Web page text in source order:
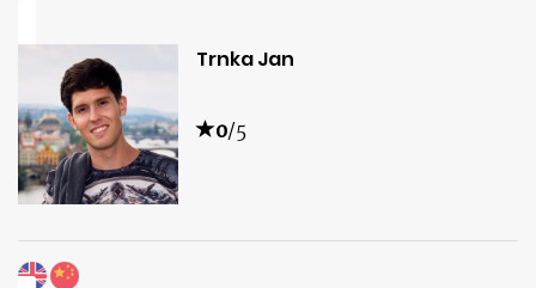
Trnka Jan
0/5